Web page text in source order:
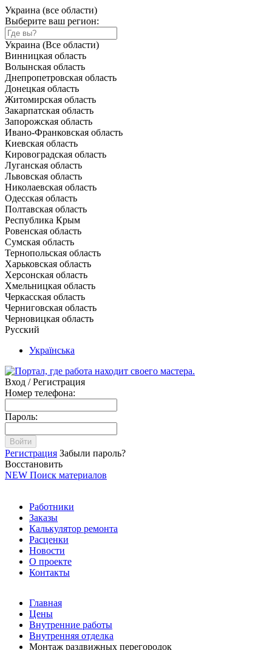
Украина (все области)
Выберите ваш регион:
Украина (Все области)
Винницкая область
Волынская область
Днепропетровская область
Донецкая область
Житомирская область
Закарпатская область
Запорожская область
Ивано-Франковская область
Киевская область
Кировоградская область
Луганская область
Львовская область
Николаевская область
Одесская область
Полтавская область
Республика Крым
Ровенская область
Сумская область
Тернопольская область
Харьковская область
Херсонская область
Хмельницкая область
Черкасская область
Черниговская область
Черновицкая область
Русский
Українська
Вход / Регистрация
Номер телефона:
Пароль:
Войти
Регистрация Забыли пароль?
Восстановить
NEW Поиск материалов
Работники
Заказы
Калькулятор ремонта
Расценки
Новости
О проекте
Контакты
Главная
Цены
Внутренние работы
Внутренняя отделка
Монтаж раздвижных перегородок